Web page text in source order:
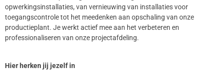
opwerkingsinstallaties, van vernieuwing van installaties voor
toegangscontrole tot het meedenken aan opschaling van onze
productieplant. Je werkt actief mee aan het verbeteren en
professionaliseren van onze projectafdeling.
Hier herken jij jezelf in